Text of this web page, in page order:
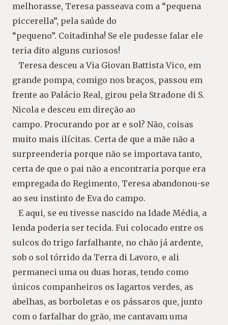
melhorasse, Teresa passeava com a “pequena
piccerella”, pela saúde do
“pequeno”. Coitadinha! Se ele pudesse falar ele
teria dito alguns curiosos!
Teresa desceu a Via Giovan Battista Vico, em
grande pompa, comigo nos braços, passou em
frente ao Palácio Real, girou pela Stradone di S.
Nicola e desceu em direção ao
campo. Procurando por ar e sol? Não, coisas
muito mais ilícitas. Certa de que a mãe não a
surpreenderia porque não se importava tanto,
certa de que o pai não a encontraria porque era
empregada do Regimento, Teresa abandonou-se
ao seu instinto de Eva do campo.
E aqui, se eu tivesse nascido na Idade Média, a
lenda poderia ser tecida. Fui colocado entre os
sulcos do trigo farfalhante, no chão já ardente,
sob o sol tórrido da Terra di Lavoro, e ali
permaneci uma ou duas horas, tendo como
únicos companheiros os lagartos verdes, as
abelhas, as borboletas e os pássaros que, junto
com o farfalhar do grão, me cantavam uma